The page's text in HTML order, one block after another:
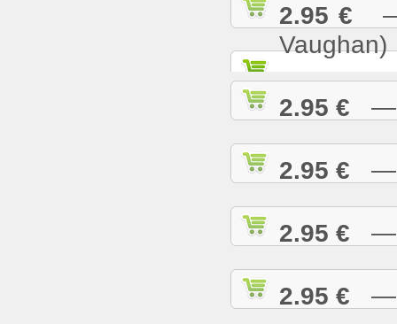
2.95 € —
Vaughan)
2.95 € —
2.95 € —
2.95 € —
2.95 € —